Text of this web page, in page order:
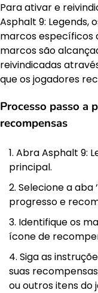
Para ativar e
Asphalt 9: Legends,
marcos específicos
marcos são
reivindicadas
que os jogadores
Processo passo a
recompensas
Abra Asphalt 9:
principal.
Selecione a aba
progresso e
Identifique os
ícone de
Siga as
suas
ou outros itens do